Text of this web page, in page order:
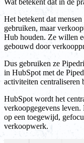
Wat betekent dat in de
Het betekent dat
gebruiken, maar
Hub houden. Ze willen
gebouwd door
Dus gebruiken ze
in HubSpot met de
activiteiten
HubSpot wordt het
verkoopgegevens leven.
op een toegewijd,
verkoopwerk.